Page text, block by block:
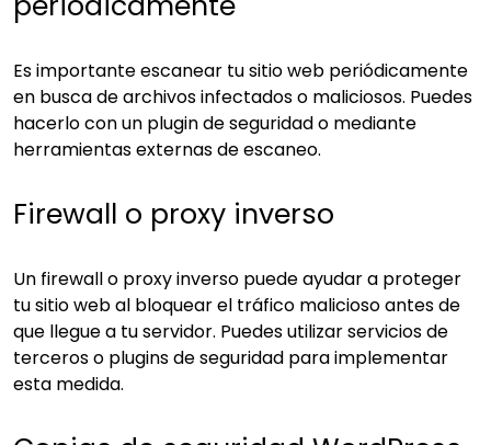
Es importante escanear tu sitio web periódicamente
en busca de archivos infectados o maliciosos. Puedes
hacerlo con un plugin de seguridad o mediante
herramientas externas de escaneo.
Firewall o proxy inverso
Un firewall o proxy inverso puede ayudar a proteger
tu sitio web al bloquear el tráfico malicioso antes de
que llegue a tu servidor. Puedes utilizar servicios de
terceros o plugins de seguridad para implementar
esta medida.